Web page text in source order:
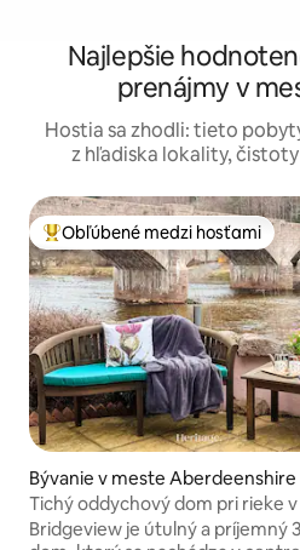
Najlepšie
prenájmy v
Hostia sa zhodli: tieto
z hľadiska lokality,
Najobľúbenejšie medzi hosťami
Obľúbené medzi hosťami
Bývanie v meste Aberdeenshire
Tichý oddychový dom pri rieke v
Deeside, Ballater
Bridgeview je útulný a príjemný